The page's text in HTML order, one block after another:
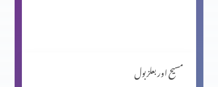
مبارکبادیاں اور افسوس
مسیح اور بعلزبول